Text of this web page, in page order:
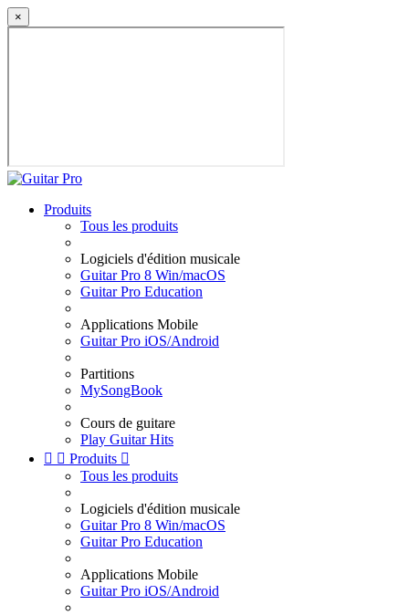
×
Produits
Tous les produits
Logiciels d'édition musicale
Guitar Pro 8 Win/macOS
Guitar Pro Education
Applications Mobile
Guitar Pro iOS/Android
Partitions
MySongBook
Cours de guitare
Play Guitar Hits
  Produits 
Tous les produits
Logiciels d'édition musicale
Guitar Pro 8 Win/macOS
Guitar Pro Education
Applications Mobile
Guitar Pro iOS/Android